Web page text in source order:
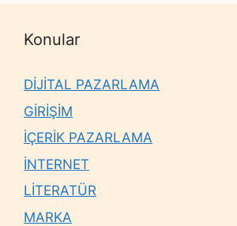
Konular
DİJİTAL PAZARLAMA
GİRİŞİM
İÇERİK PAZARLAMA
İNTERNET
LİTERATÜR
MARKA